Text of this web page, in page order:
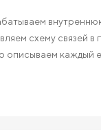
схему связей в
описываем каждый